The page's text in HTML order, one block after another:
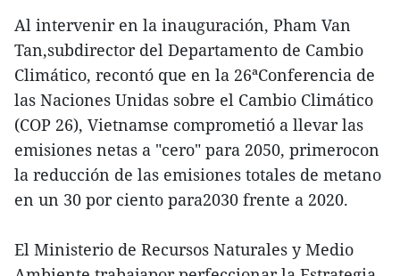
Al intervenir en la inauguración, Pham Van
Tan,subdirector del Departamento de Cambio
Climático, recontó que en la 26ªConferencia de
las Naciones Unidas sobre el Cambio Climático
(COP 26), Vietnamse comprometió a llevar las
emisiones netas a "cero" para 2050, primerocon
la reducción de las emisiones totales de metano
en un 30 por ciento para2030 frente a 2020.
El Ministerio de Recursos Naturales y Medio